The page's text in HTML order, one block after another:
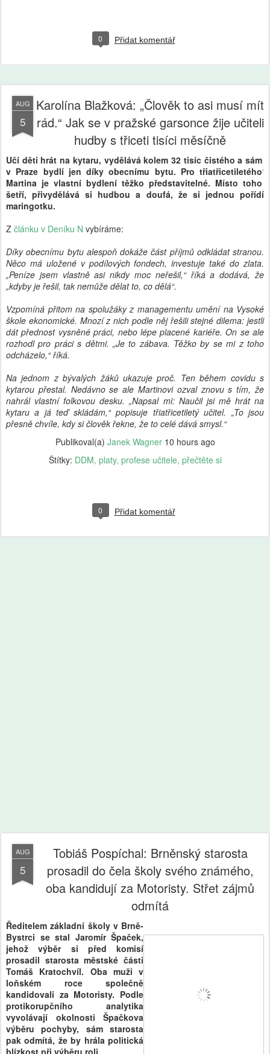
0 Přidat komentář
AUG
5
Karolína Blažková: „Člověk to asi musí mít
rád.“ Jak se v pražské garsonce žije učiteli
hudby s třiceti tisíci měsíčně
Učí děti hrát na kytaru, vydělává kolem 32 tisíc čistého a sám
v Praze bydlí jen díky obecnímu bytu. Pro třiatřicetiletého
Martina je vlastní bydlení těžko představitelné. Místo toho
šetří, přivydělává si hudbou a doufá, že si jednou pořídí
maringotku.
Z článku v Deníku N vybíráme:
Díky obecnímu bytu alespoň dokáže část příjmů odkládat stranou.
Něco má uložené v podílových fondech, investuje také do zlata.
„Peníze jsem vlastně asi nikdy moc neřešil,“ říká a dodává, že
„kdyby je řešil, tak nemůže dělat to, co dělá“.
Vzpomíná přitom na spolužáky z managementu umění na Vysoké
škole ekonomické. Mnozí z nich podle něj řešili stejné dilema: jestli
dát přednost vysněné práci, nebo lépe placené kariéře. On se ale
rozhodl pro práci s dětmi. „Je to zábava. Těžko by se mi z toho
odcházelo,“ říká.
Na jednom z bývalých žáků ukazuje proč. Ten během covidu s
kytarou přestal. Nedávno se ale Martinovi ozval znovu s tím, že
nahrál vlastní folkovou desku. „Napsal mi: Naučil jsi mě hrát na
kytaru a já teď skládám,“ popisuje třiatřicetiletý učitel. „To jsou
přesně chvíle, kdy si člověk řekne, že to celé dává smysl.“
Publikoval(a) Janek Wagner 10 hours ago
Štítky: DDM platy profese učitele přečtěte si
0 Přidat komentář
AUG
5
Tobiáš Pospíchal: Brněnský starosta
prosadil do čela školy svého známého,
oba kandidují za Motoristy. Střet zájmů
odmítá
Ředitelem základní školy v Brně-
Bystrci se stal Jaromír Špaček,
jehož výběr si před komisí
prosadil starosta městské části
Tomáš Kratochvíl. Oba muži v
loňském roce společně
kandidovali za Motoristy. Podle
protikorupčního analytika
vyvolávají okolnosti Špačkova
výběru pochyby, sám starosta
pak odmítá, že by hrála politická
blízkost při výběru roli.